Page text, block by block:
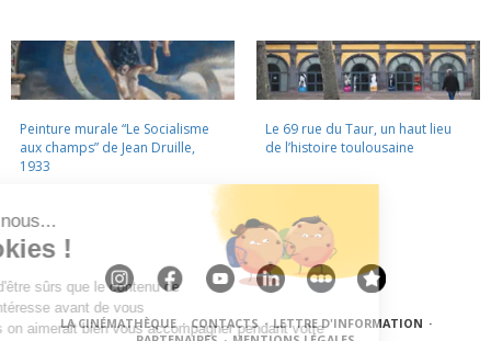
Peinture murale “Le Socialisme
aux champs” de Jean Druille,
1933
Le 69 rue du Taur, un haut lieu
de l’histoire toulousaine
LA CINÉMATHÈQUE · CONTACTS · LETTRE D'INFORMATION ·